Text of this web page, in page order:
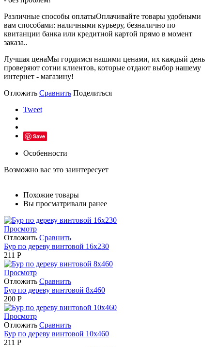
Различные способы оплатыОплачивайте товары удобными
вам способами: наличными курьеру, безналично по
квитанции банка или кредитной картой прямо в момент
заказа..
Лучшая ценаМы гордимся нашими ценами, их каждый день
проверяют сотни клиентов, которые отдают выбор нашему
интернет - магазину!
Отложить Сравнить Поделиться
Tweet
Save
Особенности
Возможно вас это заинтересует
Похожие товары
Вы просматривали ранее
Просмотр
Отложить Сравнить
Бур по дереву винтовой 16x230
211 Р
Просмотр
Отложить Сравнить
Бур по дереву винтовой 8x460
200 Р
Просмотр
Отложить Сравнить
Бур по дереву винтовой 10x460
211 Р